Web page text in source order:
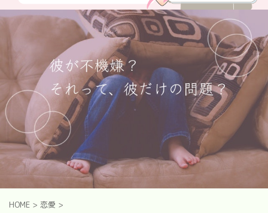
HOME > 恋愛 >